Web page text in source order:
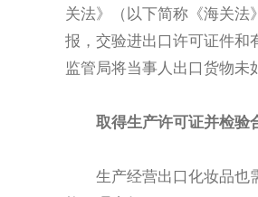
关法》（以下简称《海关法
报，交验进出口许可证件和
监管局将当事人出口货物未
取得生产许可证并检验
生产经营出口化妆品也